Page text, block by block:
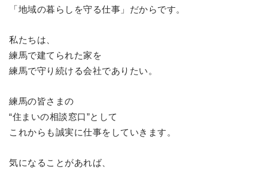
「地域の暮らしを守る仕事」だからです。
私たちは、
練馬で建てられた家を
練馬で守り続ける会社でありたい。
練馬の皆さまの
“住まいの相談窓口”として
これからも誠実に仕事をしていきます。
気になることがあれば、